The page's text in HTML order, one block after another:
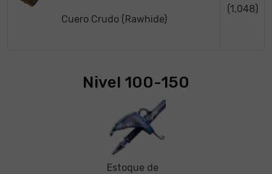
Cuero Crudo (Rawhide)
(1,048)
Nivel 100-150
Estoque de